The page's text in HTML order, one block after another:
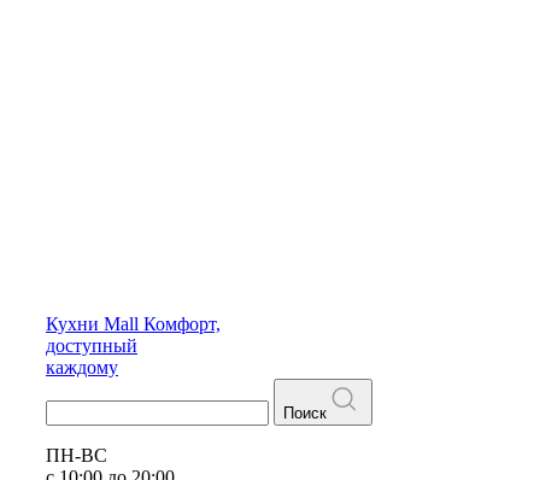
Кухни Mall Комфорт,
доступный
каждому
Поиск
ПН-ВС